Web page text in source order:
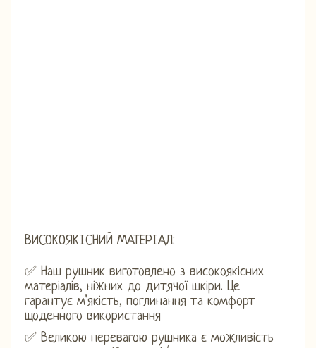
ВИСОКОЯКІСНИЙ МАТЕРІАЛ:
✅ Наш рушник виготовлено з високоякісних
матеріалів, ніжних до дитячої шкіри. Це
гарантує м'якість, поглинання та комфорт
щоденного використання
✅ Великою перевагою рушника є можливість